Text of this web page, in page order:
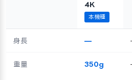
4K
本機種
身長 —
重量 350g